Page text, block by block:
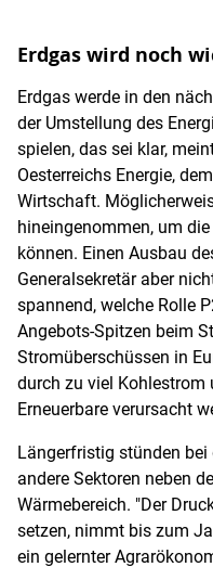
Erdgas wird noch
Erdgas werde in den
der Umstellung des
spielen, das sei klar,
Oesterreichs Energie,
Wirtschaft.
hineingenommen, um
können. Einen Ausbau
Generalsekretär aber
spannend, welche Rolle
Angebots-Spitzen beim
Stromüberschüssen in
durch zu viel Kohlestrom
Erneuerbare verursacht
Längerfristig stünden
andere Sektoren neben
Wärmebereich. "Der
setzen, nimmt bis zum
ein gelernter